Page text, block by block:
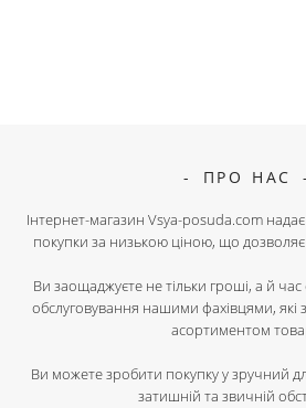
ПРО НАС
Інтернет-магазин Vsya-posuda.com
покупки за низькою ціною, що
Ви заощаджуєте не тільки гроші, а й
обслуговування нашими фахівцями, які
асортиментом
Ви можете зробити покупку у зручний
затишній та звичній